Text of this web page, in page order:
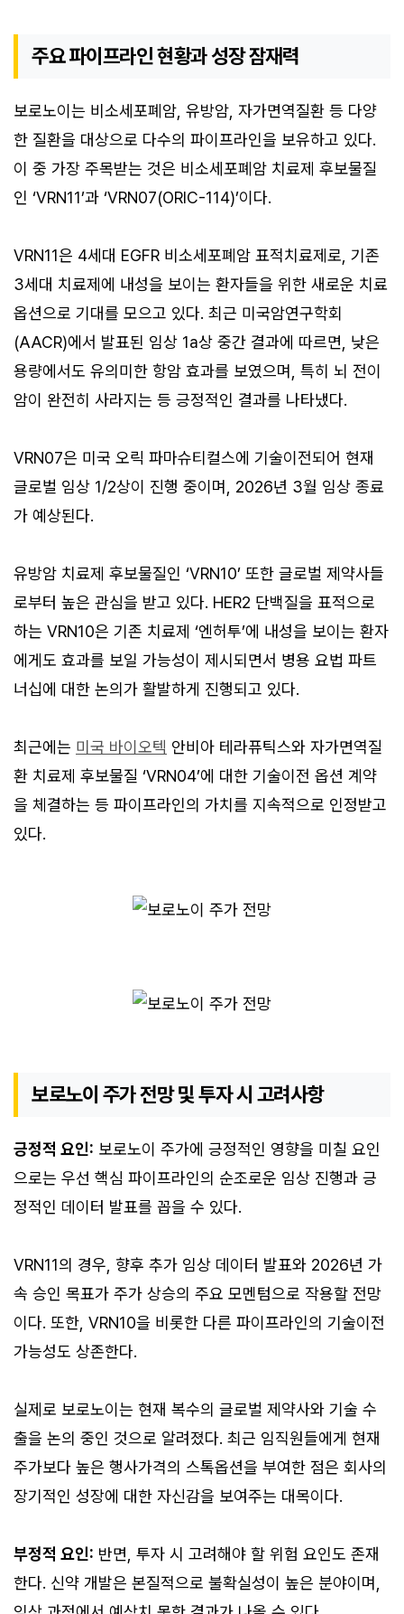
주요 파이프라인 현황과 성장 잠재력
보로노이는 비소세포폐암, 유방암, 자가면역질환 등 다양
한 질환을 대상으로 다수의 파이프라인을 보유하고 있다.
이 중 가장 주목받는 것은 비소세포폐암 치료제 후보물질
인 ‘VRN11’과 ‘VRN07(ORIC-114)’이다.
VRN11은 4세대 EGFR 비소세포폐암 표적치료제로, 기존
3세대 치료제에 내성을 보이는 환자들을 위한 새로운 치료
옵션으로 기대를 모으고 있다. 최근 미국암연구학회
(AACR)에서 발표된 임상 1a상 중간 결과에 따르면, 낮은
용량에서도 유의미한 항암 효과를 보였으며, 특히 뇌 전이
암이 완전히 사라지는 등 긍정적인 결과를 나타냈다.
VRN07은 미국 오릭 파마슈티컬스에 기술이전되어 현재
글로벌 임상 1/2상이 진행 중이며, 2026년 3월 임상 종료
가 예상된다.
유방암 치료제 후보물질인 ‘VRN10’ 또한 글로벌 제약사들
로부터 높은 관심을 받고 있다. HER2 단백질을 표적으로
하는 VRN10은 기존 치료제 ‘엔허투’에 내성을 보이는 환자
에게도 효과를 보일 가능성이 제시되면서 병용 요법 파트
너십에 대한 논의가 활발하게 진행되고 있다.
최근에는 미국 바이오텍 안비아 테라퓨틱스와 자가면역질
환 치료제 후보물질 ‘VRN04’에 대한 기술이전 옵션 계약
을 체결하는 등 파이프라인의 가치를 지속적으로 인정받고
있다.
보로노이 주가 전망 및 투자 시 고려사항
긍정적 요인: 보로노이 주가에 긍정적인 영향을 미칠 요인
으로는 우선 핵심 파이프라인의 순조로운 임상 진행과 긍
정적인 데이터 발표를 꼽을 수 있다.
VRN11의 경우, 향후 추가 임상 데이터 발표와 2026년 가
속 승인 목표가 주가 상승의 주요 모멘텀으로 작용할 전망
이다. 또한, VRN10을 비롯한 다른 파이프라인의 기술이전
가능성도 상존한다.
실제로 보로노이는 현재 복수의 글로벌 제약사와 기술 수
출을 논의 중인 것으로 알려졌다. 최근 임직원들에게 현재
주가보다 높은 행사가격의 스톡옵션을 부여한 점은 회사의
장기적인 성장에 대한 자신감을 보여주는 대목이다.
부정적 요인: 반면, 투자 시 고려해야 할 위험 요인도 존재
한다. 신약 개발은 본질적으로 불확실성이 높은 분야이며,